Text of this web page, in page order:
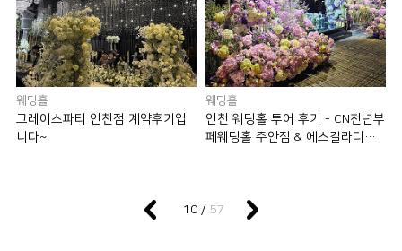
웨딩홀
그레이스파티 인천점 계약후기입
니다~
웨딩홀
인천 웨딩홀 투어 후기 - CN천년부
페웨딩홀 주안점 & 에스칼라디움
10 /57